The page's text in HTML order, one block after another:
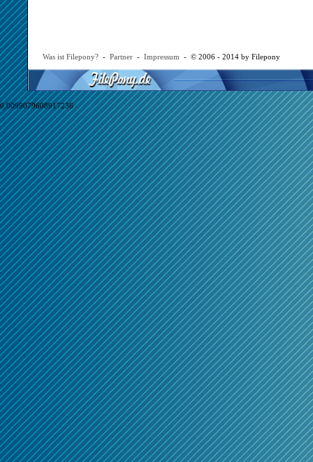
Was ist Filepony? - Partner - Impressum - © 2006 - 2014 by Filepony
0,0099079608917236